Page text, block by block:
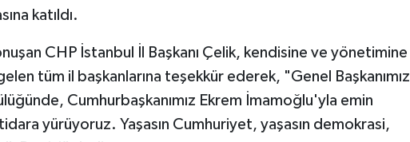
katıldı.
CHP İstanbul İl Başkanı Çelik, kendisine ve yönetimine
tüm il başkanlarına teşekkür ederek, "Genel Başkanımız
Cumhurbaşkanımız Ekrem İmamoğlu'yla emin
yürüyoruz. Yaşasın Cumhuriyet, yaşasın demokrasi,